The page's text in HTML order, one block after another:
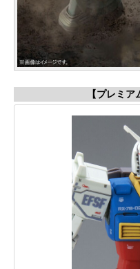
【プレミア